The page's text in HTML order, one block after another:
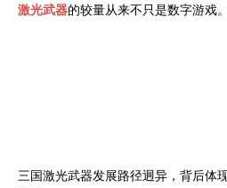
激光武器的较量从来不只是数字游戏。
三国激光武器发展路径迥异，背后体